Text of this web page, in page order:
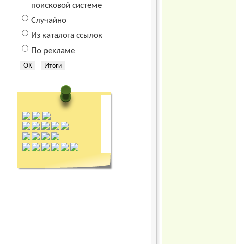
поисковой системе
Случайно
Из каталога ссылок
По рекламе